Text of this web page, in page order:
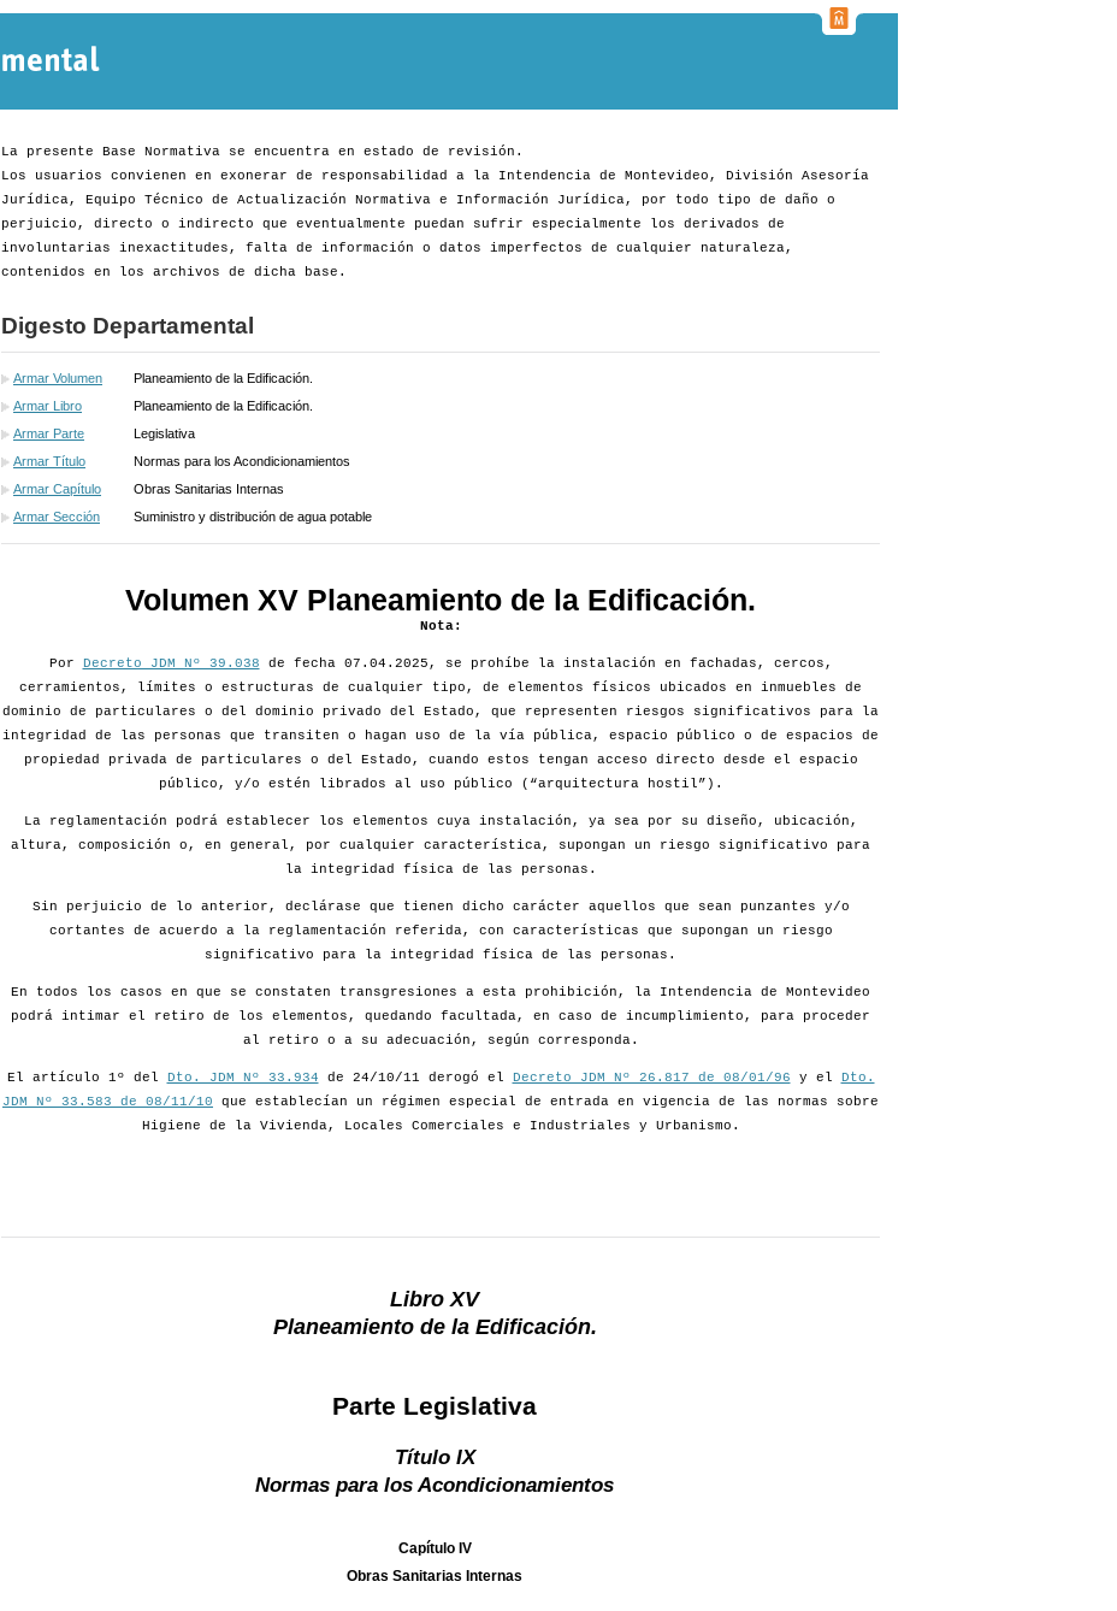
La presente Base Normativa se encuentra en estado de revisión.
Los usuarios convienen en exonerar de responsabilidad a la Intendencia de Montevideo, División Asesoría
Jurídica, Equipo Técnico de Actualización Normativa e Información Jurídica, por todo tipo de daño o
perjuicio, directo o indirecto que eventualmente puedan sufrir especialmente los derivados de
involuntarias inexactitudes, falta de información o datos imperfectos de cualquier naturaleza,
contenidos en los archivos de dicha base.
Digesto Departamental
Armar Volumen
Planeamiento de la Edificación.
Armar Libro
Planeamiento de la Edificación.
Armar Parte
Legislativa
Armar Título
Normas para los Acondicionamientos
Armar Capítulo
Obras Sanitarias Internas
Armar Sección
Suministro y distribución de agua potable
Volumen XV Planeamiento de la Edificación.
Nota:
Por Decreto JDM Nº 39.038 de fecha 07.04.2025, se prohíbe la instalación en fachadas, cercos,
cerramientos, límites o estructuras de cualquier tipo, de elementos físicos ubicados en inmuebles de
dominio de particulares o del dominio privado del Estado, que representen riesgos significativos para la
integridad de las personas que transiten o hagan uso de la vía pública, espacio público o de espacios de
propiedad privada de particulares o del Estado, cuando estos tengan acceso directo desde el espacio
público, y/o estén librados al uso público (“arquitectura hostil”).
La reglamentación podrá establecer los elementos cuya instalación, ya sea por su diseño, ubicación,
altura, composición o, en general, por cualquier característica, supongan un riesgo significativo para
la integridad física de las personas.
Sin perjuicio de lo anterior, declárase que tienen dicho carácter aquellos que sean punzantes y/o
cortantes de acuerdo a la reglamentación referida, con características que supongan un riesgo
significativo para la integridad física de las personas.
En todos los casos en que se constaten transgresiones a esta prohibición, la Intendencia de Montevideo
podrá intimar el retiro de los elementos, quedando facultada, en caso de incumplimiento, para proceder
al retiro o a su adecuación, según corresponda.
El artículo 1º del Dto. JDM Nº 33.934 de 24/10/11 derogó el Decreto JDM Nº 26.817 de 08/01/96 y el Dto.
JDM Nº 33.583 de 08/11/10 que establecían un régimen especial de entrada en vigencia de las normas sobre
Higiene de la Vivienda, Locales Comerciales e Industriales y Urbanismo.
Libro XV
Planeamiento de la Edificación.
Parte Legislativa
Título IX
Normas para los Acondicionamientos
Capítulo IV
Obras Sanitarias Internas